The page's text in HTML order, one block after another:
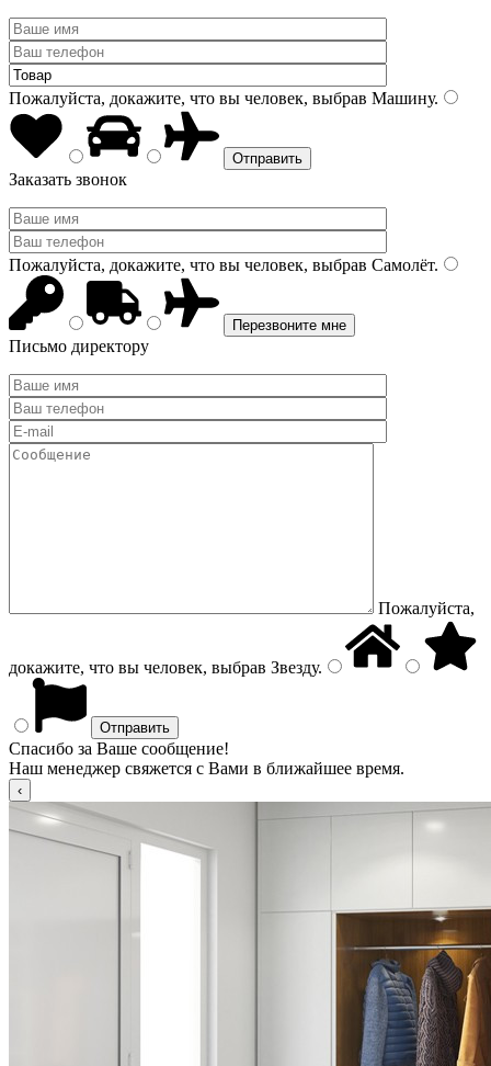
Пожалуйста, докажите, что вы человек, выбрав Машину.
Заказать звонок
Пожалуйста, докажите, что вы человек, выбрав Самолёт.
Письмо директору
Пожалуйста,
докажите, что вы человек, выбрав Звезду.
Спасибо за Ваше сообщение!
Наш менеджер свяжется с Вами в ближайшее время.